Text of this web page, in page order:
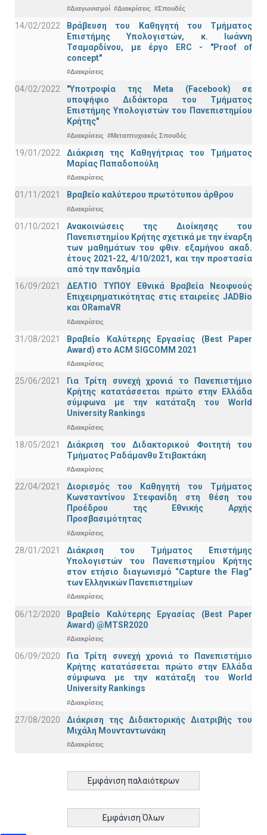
#Διαγωνισμοί #Διακρίσεις #Σπουδές
14/02/2022
Βράβευση του Καθηγητή του Τμήματος
Επιστήμης Υπολογιστών, κ. Ιωάννη
Τσαμαρδίνου, με έργο ERC - "Proof of
concept"
#Διακρίσεις
04/02/2022
"Υποτροφία της Meta (Facebook) σε
υποψήφιο Διδάκτορα του Τμήματος
Επιστήμης Υπολογιστών του Πανεπιστημίου
Κρήτης"
#Διακρίσεις #Μεταπτυχιακές Σπουδές
19/01/2022
Διάκριση της Καθηγήτριας του Τμήματος
Μαρίας Παπαδοπούλη
#Διακρίσεις
01/11/2021 Bραβείο καλύτερου πρωτότυπου άρθρου
#Διακρίσεις
01/10/2021
Ανακοινώσεις της Διοίκησης του
Πανεπιστημίου Κρήτης σχετικά με την έναρξη
των μαθημάτων του φθιν. εξαμήνου ακαδ.
έτους 2021-22, 4/10/2021, και την προστασία
από την πανδημία
16/09/2021
ΔΕΛΤΙΟ ΤΥΠΟΥ Εθνικά Βραβεία Νεοφυούς
Επιχειρηματικότητας στις εταιρείες JADBio
και ORamaVR
#Διακρίσεις
31/08/2021
Βραβείο Καλύτερης Εργασίας (Best Paper
Award) στο ACM SIGCOMM 2021
#Διακρίσεις
25/06/2021
Για Τρίτη συνεχή χρονιά το Πανεπιστήμιο
Κρήτης κατατάσσεται πρώτο στην Ελλάδα
σύμφωνα με την κατάταξη του World
University Rankings
#Διακρίσεις
18/05/2021
Διάκριση του Διδακτορικού Φοιτητή του
Τμήματος Ραδάμανθυ Στιβακτάκη
#Διακρίσεις
22/04/2021
Διορισμός του Καθηγητή του Τμήματος
Κωνσταντίνου Στεφανίδη στη θέση του
Προέδρου της Εθνικής Αρχής
Προσβασιμότητας
#Διακρίσεις
28/01/2021
Διάκριση του Τμήματος Επιστήμης
Υπολογιστών του Πανεπιστημίου Κρήτης
στον ετήσιο διαγωνισμό “Capture the Flag”
των Ελληνικών Πανεπιστημίων
#Διακρίσεις
06/12/2020
Βραβείο Καλύτερης Εργασίας (Best Paper
Award) @MTSR2020
#Διακρίσεις
06/09/2020
Για Τρίτη συνεχή χρονιά το Πανεπιστήμιο
Κρήτης κατατάσσεται πρώτο στην Ελλάδα
σύμφωνα με την κατάταξη του World
University Rankings
#Διακρίσεις
27/08/2020
Διάκριση της Διδακτορικής Διατριβής του
Μιχάλη Μουνταντωνάκη
#Διακρίσεις
Εμφάνιση παλαιότερων
Εμφάνιση Όλων